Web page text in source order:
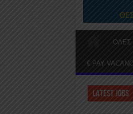
ΟΛΕΣ
€ PAY
LATEST JOBS